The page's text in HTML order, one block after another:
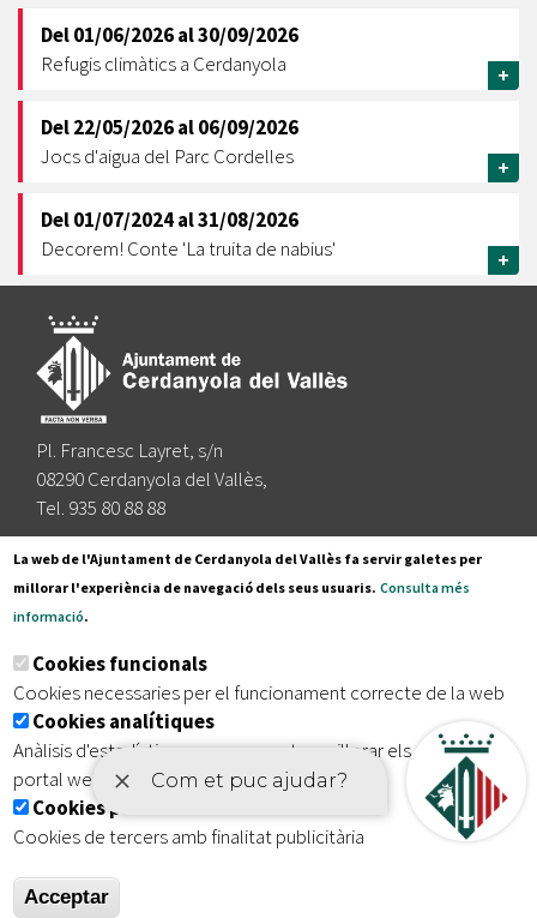
Del01/06/2026al30/09/2026
Refugis climàtics a Cerdanyola
+
Del22/05/2026al06/09/2026
Jocs d'aigua del Parc Cordelles
+
Del01/07/2024al31/08/2026
Decorem! Conte 'La truita de nabius'
+
Pl. Francesc Layret, s/n
08290 Cerdanyola del Vallès,
Tel. 935 80 88 88
Segueix-nos a:
Subscriu-te al nostre butlletí
Inici | Avís legal | Protecció de dades Mapa del lloc
| Accessibilitat
La web de l'Ajuntament de Cerdanyola del Vallès fa servir galetes per
millorar l'experiència de navegació dels seus usuaris. Consulta més
informació.
Cookies funcionals
Cookies necessaries per el funcionament correcte de la web
Cookies analítiques
Anàlisis d'estadístiques que permeten millorar els serveis del
portal web
Cookies publicitàries
Cookies de tercers amb finalitat publicitària
Acceptar